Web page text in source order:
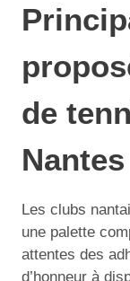
de
Nantes
Les clubs
une palette
attentes des
d’honneur à